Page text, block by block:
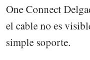
One Connect
el cable no es
simple soporte.